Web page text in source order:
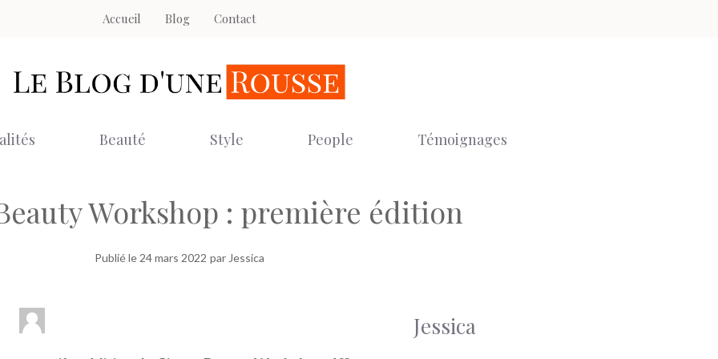
Accueil Blog Contact
Beauté Style People Témoignages
Workshop : première édition
Publié le 24 mars 2022 par Jessica
Jessica